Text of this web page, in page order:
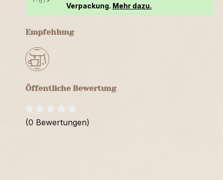
Verpackung. Mehr dazu.
Empfehlung
Öffentliche Bewertung
(0 Bewertungen)